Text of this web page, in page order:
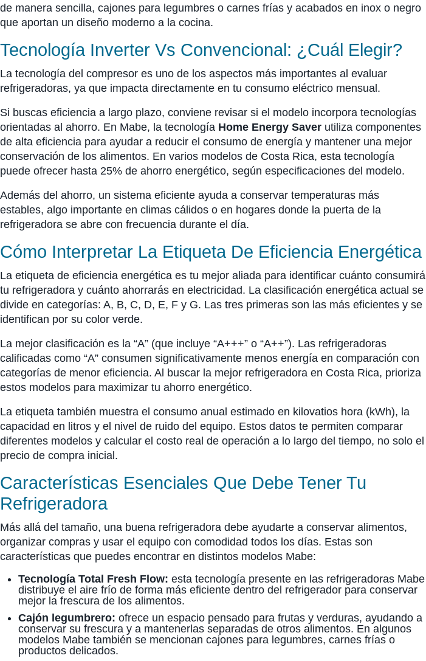
de manera sencilla, cajones para legumbres o carnes frías y acabados en inox o negro
que aportan un diseño moderno a la cocina.
Tecnología Inverter Vs Convencional: ¿cuál Elegir?
La tecnología del compresor es uno de los aspectos más importantes al evaluar
refrigeradoras, ya que impacta directamente en tu consumo eléctrico mensual.
Si buscas eficiencia a largo plazo, conviene revisar si el modelo incorpora tecnologías
orientadas al ahorro. En Mabe, la tecnología Home Energy Saver utiliza componentes
de alta eficiencia para ayudar a reducir el consumo de energía y mantener una mejor
conservación de los alimentos. En varios modelos de Costa Rica, esta tecnología
puede ofrecer hasta 25% de ahorro energético, según especificaciones del modelo.
Además del ahorro, un sistema eficiente ayuda a conservar temperaturas más
estables, algo importante en climas cálidos o en hogares donde la puerta de la
refrigeradora se abre con frecuencia durante el día.
Cómo Interpretar La Etiqueta De Eficiencia Energética
La etiqueta de eficiencia energética es tu mejor aliada para identificar cuánto consumirá
tu refrigeradora y cuánto ahorrarás en electricidad. La clasificación energética actual se
divide en categorías: A, B, C, D, E, F y G. Las tres primeras son las más eficientes y se
identifican por su color verde.
La mejor clasificación es la “A” (que incluye “A+++” o “A++”). Las refrigeradoras
calificadas como “A” consumen significativamente menos energía en comparación con
categorías de menor eficiencia. Al buscar la mejor refrigeradora en Costa Rica, prioriza
estos modelos para maximizar tu ahorro energético.
La etiqueta también muestra el consumo anual estimado en kilovatios hora (kWh), la
capacidad en litros y el nivel de ruido del equipo. Estos datos te permiten comparar
diferentes modelos y calcular el costo real de operación a lo largo del tiempo, no solo el
precio de compra inicial.
Características Esenciales Que Debe Tener Tu
Refrigeradora
Más allá del tamaño, una buena refrigeradora debe ayudarte a conservar alimentos,
organizar compras y usar el equipo con comodidad todos los días. Estas son
características que puedes encontrar en distintos modelos Mabe:
Tecnología Total Fresh Flow: esta tecnología presente en las refrigeradoras Mabe
distribuye el aire frío de forma más eficiente dentro del refrigerador para conservar
mejor la frescura de los alimentos.
Cajón legumbrero: ofrece un espacio pensado para frutas y verduras, ayudando a
conservar su frescura y a mantenerlas separadas de otros alimentos. En algunos
modelos Mabe también se mencionan cajones para legumbres, carnes frías o
productos delicados.